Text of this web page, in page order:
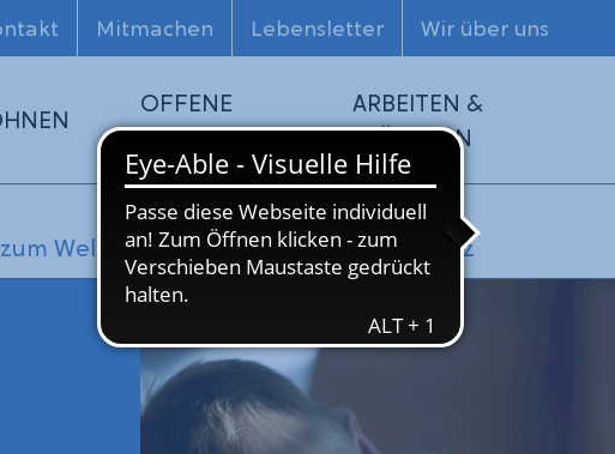
Mitmachen Lebensletter Wir über uns
OFFENE
HILFEN
ARBEITEN &
FÖRDERN
Welt-Down-Syndrom-Tag am 21. März